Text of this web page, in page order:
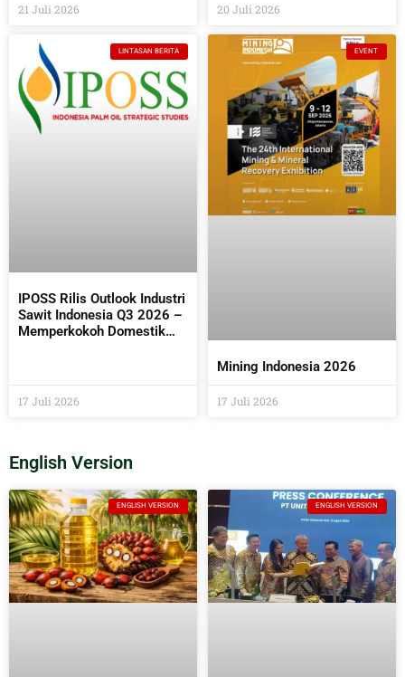
Teknologi AI
21 Juli 2026
Industri Sekaligus
Masyarakat
20 Juli 2026
LINTASAN BERITA
IPOSS Rilis Outlook Industri
Sawit Indonesia Q3 2026 –
Memperkokoh Domestik
17 Juli 2026
EVENT
Mining Indonesia 2026
17 Juli 2026
English Version
ENGLISH VERSION ENGLISH VERSION